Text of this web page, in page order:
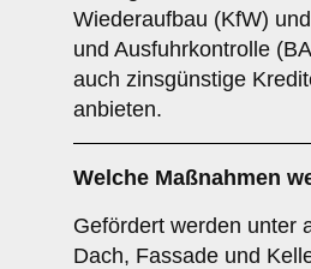
Wiederaufbau (KfW)
und Ausfuhrkontrolle
auch zinsgünstige
anbieten.
Welche Maßnahmen
Gefördert werden unter
Dach, Fassade und